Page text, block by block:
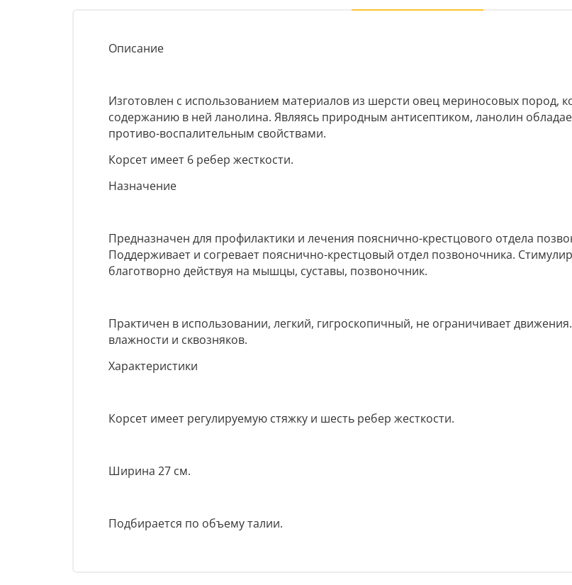
Описание
Изготовлен с использованием материалов из шерсти овец мериносовых пород,
содержанию в ней ланолина. Являясь природным антисептиком, ланолин
противо-воспалительным свойствами.
Корсет имеет 6 ребер жесткости.
Назначение
Предназначен для профилактики и лечения пояснично-крестцового отдела
Поддерживает и согревает пояснично-крестцовый отдел позвоночника.
благотворно действуя на мышцы, суставы, позвоночник.
Практичен в использовании, легкий, гигроскопичный, не ограничивает
влажности и сквозняков.
Характеристики
Корсет имеет регулируемую стяжку и шесть ребер жесткости.
Ширина 27 см.
Подбирается по объему талии.